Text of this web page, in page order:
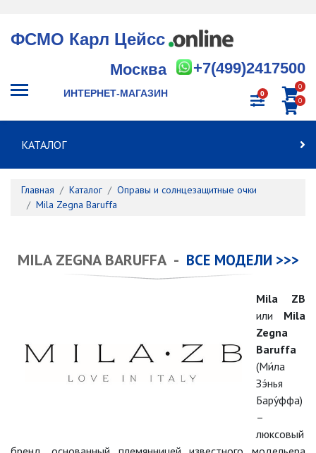
ФСМО Карл Цейсс
+7(499)2417500
Москва
ИНТЕРНЕТ-МАГАЗИН 0
0
0
КАТАЛОГ
Главная Каталог
Оправы и солнцезащитные очки
Mila Zegna Baruffa
MILA ZEGNA BARUFFA - ВСЕ МОДЕЛИ >>>
Mila ZB
или Mila
Zegna
Baruffa
(Ми́ла
Зэ́нья
Бару́ффа)
–
люксовый